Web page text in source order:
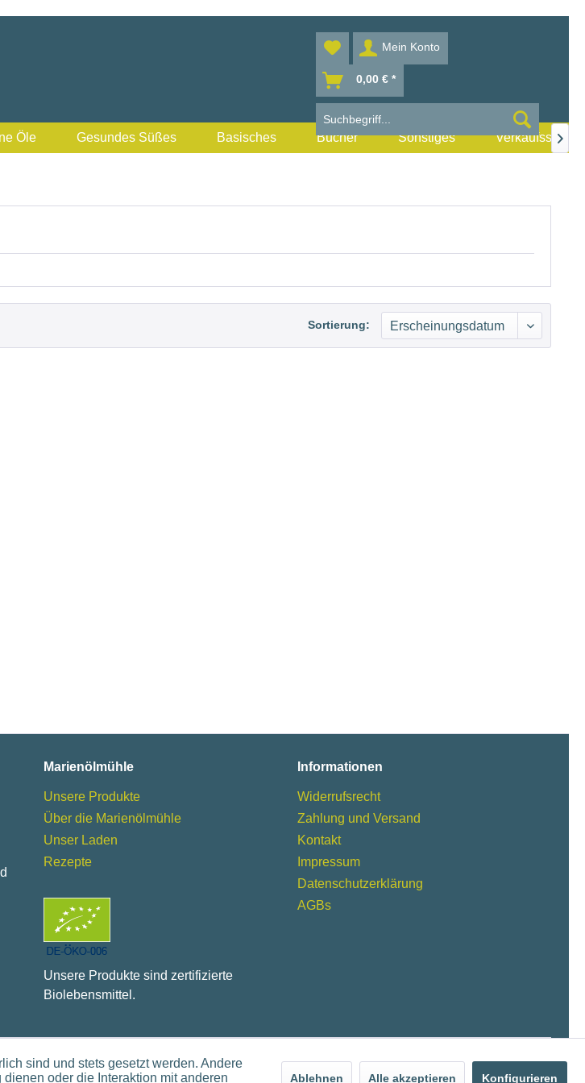
Öle Gesundes Süßes Basisches Bücher Sonstiges Verkaufsstellen

Mein Konto
0,00 € *
Sortierung:
Marienölmühle
Unsere Produkte
Über die Marienölmühle
Unser Laden
Rezepte
Unsere Produkte sind zertifizierte
Biolebensmittel.
Informationen
Widerrufsrecht
Zahlung und Versand
Kontakt
Impressum
Datenschutzerklärung
AGBs
sind und stets gesetzt werden. Andere
oder die Interaktion mit anderen
Ablehnen Alle akzeptieren Konfigurieren